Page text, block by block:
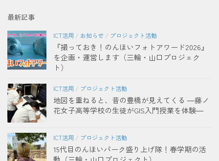
最新記事
ICT活用 / お知らせ / プロジェクト活動
『撮っておき！のんほいフォトアワード2026』
を企画・運営します（三輪・山口プロジェク
ト）
ICT活用 / プロジェクト活動
地図を重ねると、昔の豊橋が見えてくる ―藤ノ
花女子高等学校の生徒がGIS入門授業を体験―
ICT活用 / プロジェクト活動
15代目のんほいパーク盛り上げ隊！春学期の活